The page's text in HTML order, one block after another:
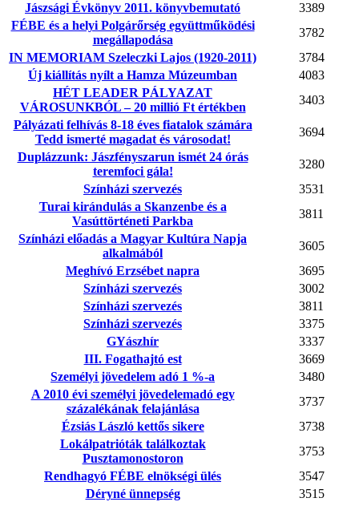
Jászsági Évkönyv 2011. könyvbemutató
3389
FÉBE és a helyi Polgárőrség együttműködési
megállapodása
3782
IN MEMORIAM Szeleczki Lajos (1920-2011)
3784
Új kiállítás nyílt a Hamza Múzeumban
4083
HÉT LEADER PÁLYAZAT
VÁROSUNKBÓL – 20 millió Ft értékben
3403
Pályázati felhívás 8-18 éves fiatalok számára
Tedd ismerté magadat és városodat!
3694
Duplázzunk: Jászfényszarun ismét 24 órás
teremfoci gála!
3280
Színházi szervezés
3531
Turai kirándulás a Skanzenbe és a
Vasúttörténeti Parkba
3811
Színházi előadás a Magyar Kultúra Napja
alkalmából
3605
Meghívó Erzsébet napra
3695
Színházi szervezés
3002
Színházi szervezés
3811
Színházi szervezés
3375
GYászhír
3337
III. Fogathajtó est
3669
Személyi jövedelem adó 1 %-a
3480
A 2010 évi személyi jövedelemadó egy
százalékának felajánlása
3737
Ézsiás László kettős sikere
3738
Lokálpatrióták találkoztak
Pusztamonostoron
3753
Rendhagyó FÉBE elnökségi ülés
3547
Déryné ünnepség
3515